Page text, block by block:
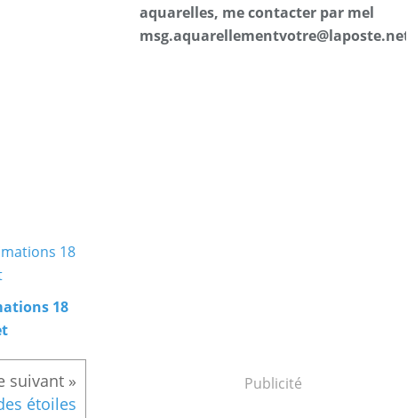
18
étoiles
Publicité
aquarelles, me contacter par mel
msg.aquarellementvotre@laposte.net